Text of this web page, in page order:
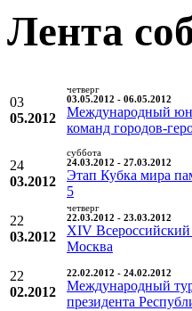
Лента
03
05.2012
четверг
03.05.2012 - 06.05.2012
Международный
команд городов-
24
03.2012
суббота
24.03.2012 - 27.03.2012
Этап Кубка мира
5
22
03.2012
четверг
22.03.2012 - 23.03.2012
XIV
Москва
22
02.2012
22.02.2012 - 24.02.2012
Международный
президента